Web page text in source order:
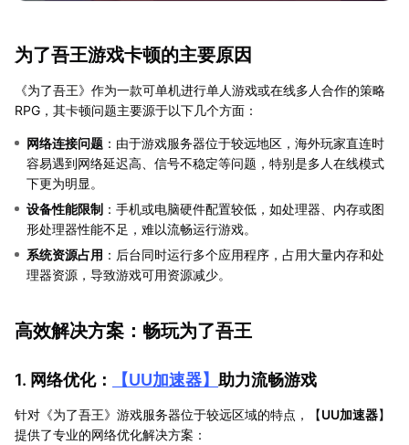
为了吾王游戏卡顿的主要原因
《为了吾王》作为一款可单机进行单人游戏或在线多人合作的策略
RPG，其卡顿问题主要源于以下几个方面：
网络连接问题 ：由于游戏服务器位于较远地区，海外玩家直连时
容易遇到网络延迟高、信号不稳定等问题，特别是多人在线模式
下更为明显。
设备性能限制 ：手机或电脑硬件配置较低，如处理器、内存或图
形处理器性能不足，难以流畅运行游戏。
系统资源占用 ：后台同时运行多个应用程序，占用大量内存和处
理器资源，导致游戏可用资源减少。
高效解决方案：畅玩为了吾王
1. 网络优化： 【UU加速器】 助力流畅游戏
针对《为了吾王》游戏服务器位于较远区域的特点，【UU加速器】
提供了专业的网络优化解决方案：